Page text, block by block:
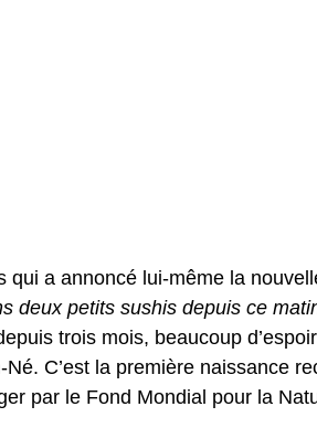
qui a annoncé lui-même la
deux petits sushis depuis ce
trois mois, beaucoup
C’est la première naissance
par le Fond Mondial pour la